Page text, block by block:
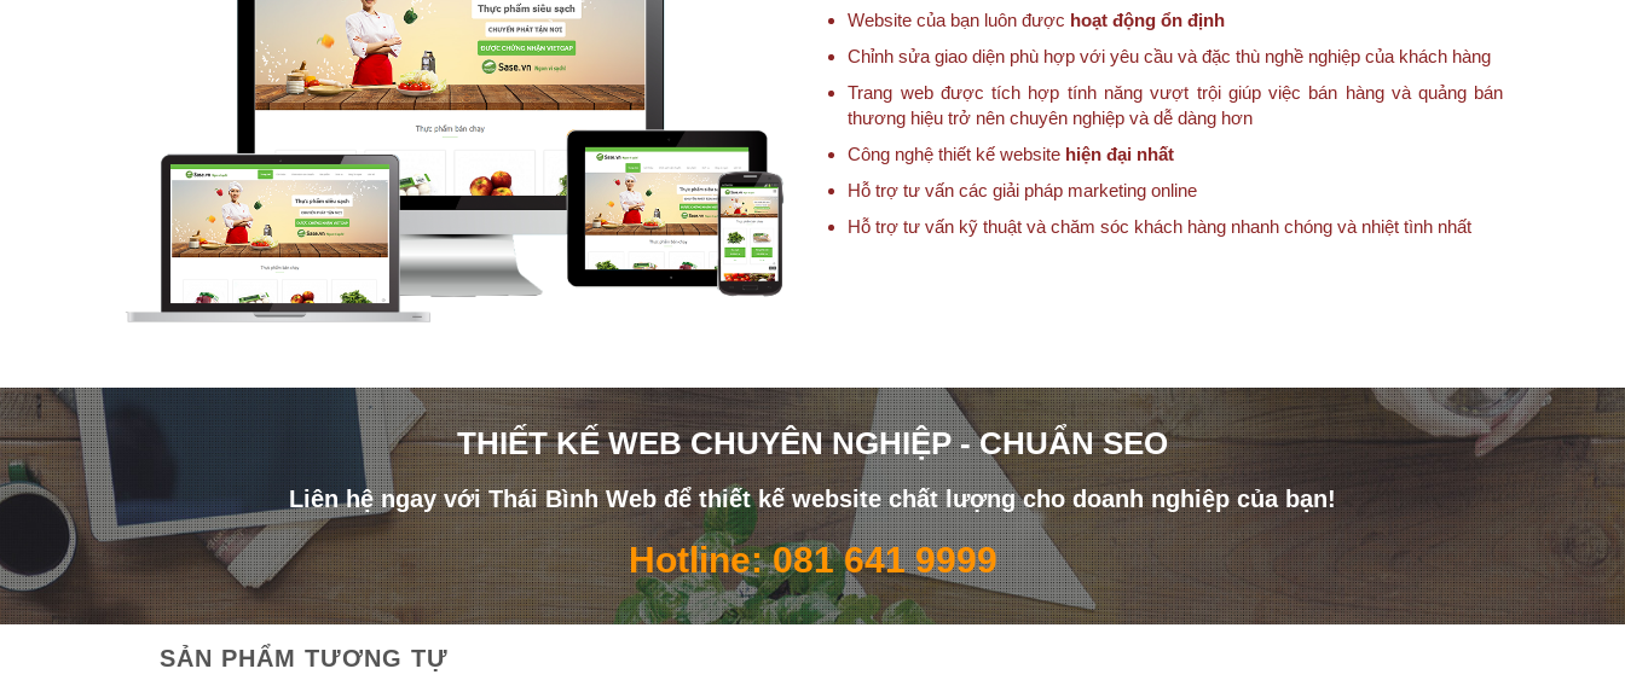
Website của bạn luôn được hoạt động ổn định
Chỉnh sửa giao diện phù hợp với yêu cầu và đặc thù nghề nghiệp của khách hàng
Trang web được tích hợp tính năng vượt trội giúp việc bán hàng và quảng bán
thương hiệu trở nên chuyên nghiệp và dễ dàng hơn
Công nghệ thiết kế website hiện đại nhất
Hỗ trợ tư vấn các giải pháp marketing online
Hỗ trợ tư vấn kỹ thuật và chăm sóc khách hàng nhanh chóng và nhiệt tình nhất
THIẾT KẾ WEB CHUYÊN NGHIỆP - CHUẨN SEO
Liên hệ ngay với Thái Bình Web để thiết kế website chất lượng cho doanh nghiệp của bạn!
Hotline: 081 641 9999
SẢN PHẨM TƯƠNG TỰ